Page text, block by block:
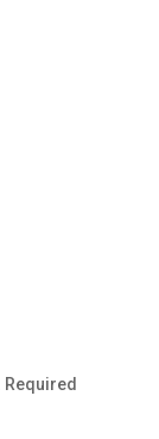
Required